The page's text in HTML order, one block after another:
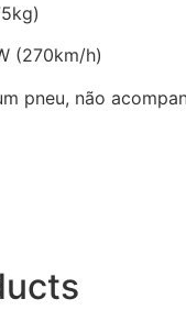
(270km/h)
pneu, não